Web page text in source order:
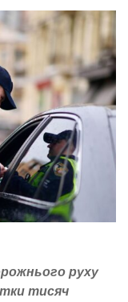
руху
тисяч